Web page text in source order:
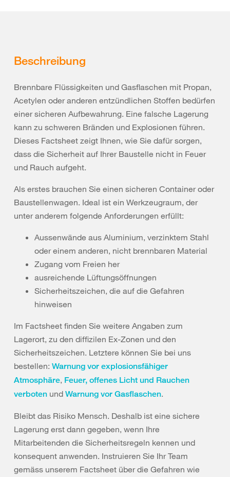
Beschreibung
Brennbare Flüssigkeiten und Gasflaschen mit Propan,
Acetylen oder anderen entzündlichen Stoffen bedürfen
einer sicheren Aufbewahrung. Eine falsche Lagerung
kann zu schweren Bränden und Explosionen führen.
Dieses Factsheet zeigt Ihnen, wie Sie dafür sorgen,
dass die Sicherheit auf Ihrer Baustelle nicht in Feuer
und Rauch aufgeht.
Als erstes brauchen Sie einen sicheren Container oder
Baustellenwagen. Ideal ist ein Werkzeugraum, der
unter anderem folgende Anforderungen erfüllt:
Aussenwände aus Aluminium, verzinktem Stahl
oder einem anderen, nicht brennbaren Material
Zugang vom Freien her
ausreichende Lüftungsöffnungen
Sicherheitszeichen, die auf die Gefahren
hinweisen
Im Factsheet finden Sie weitere Angaben zum
Lagerort, zu den diffizilen Ex-Zonen und den
Sicherheitszeichen. Letztere können Sie bei uns
bestellen: Warnung vor explosionsfähiger
Atmosphäre, Feuer, offenes Licht und Rauchen
verboten und Warnung vor Gasflaschen.
Bleibt das Risiko Mensch. Deshalb ist eine sichere
Lagerung erst dann gegeben, wenn Ihre
Mitarbeitenden die Sicherheitsregeln kennen und
konsequent anwenden. Instruieren Sie Ihr Team
gemäss unserem Factsheet über die Gefahren wie